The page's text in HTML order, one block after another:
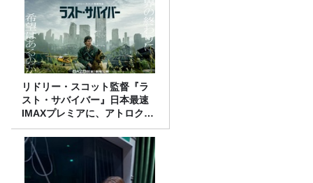
リドリー・スコット監督『ラ
スト・サバイバー』日本最速
IMAXプレミアに、アトロクリ
スナー60名をご招待！